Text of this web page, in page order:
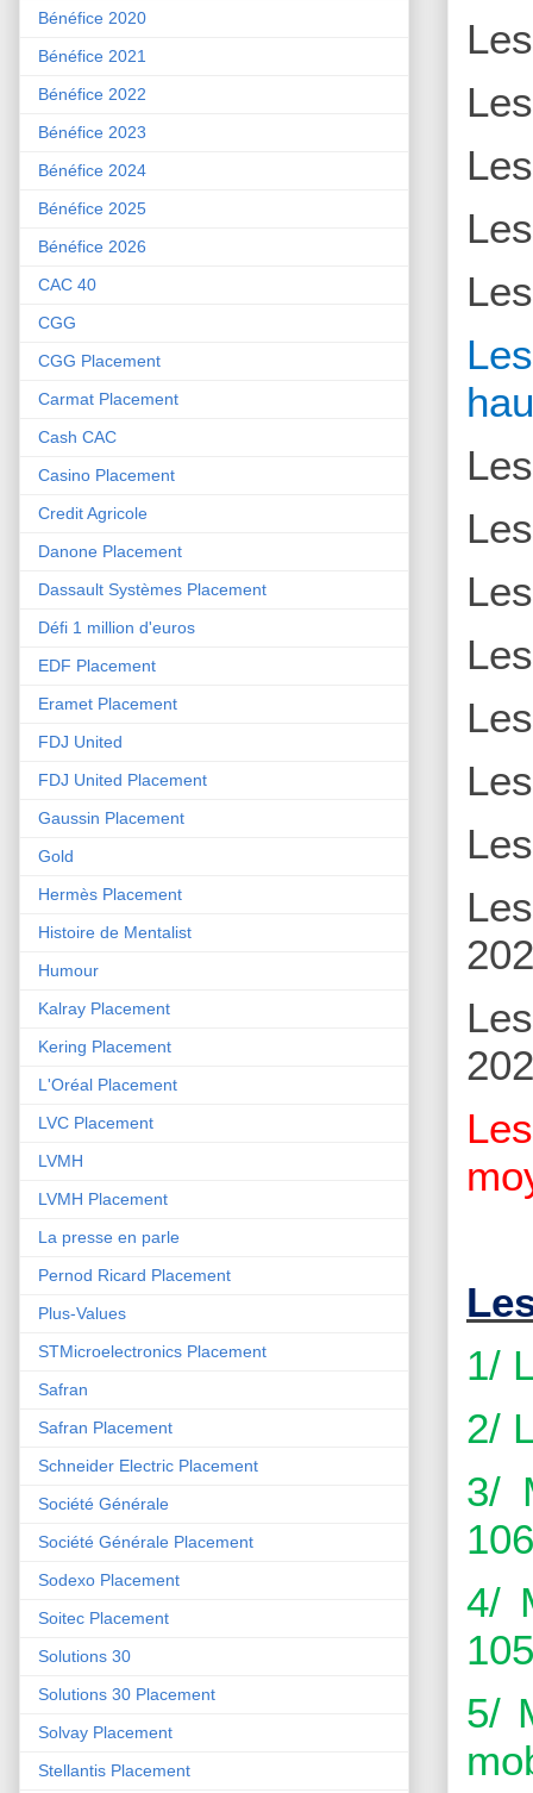
1/
2/
3/
4/
5/
Bénéfice 2020
Bénéfice 2021
Bénéfice 2022
Bénéfice 2023
Bénéfice 2024
Bénéfice 2025
Bénéfice 2026
CAC 40
CGG
CGG Placement
Carmat Placement
Cash CAC
Casino Placement
Credit Agricole
Danone Placement
Dassault Systèmes Placement
Défi 1 million d'euros
EDF Placement
Eramet Placement
FDJ United
FDJ United Placement
Gaussin Placement
Gold
Hermès Placement
Histoire de Mentalist
Humour
Kalray Placement
Kering Placement
L'Oréal Placement
LVC Placement
LVMH
LVMH Placement
La presse en parle
Pernod Ricard Placement
Plus-Values
STMicroelectronics Placement
Safran
Safran Placement
Schneider Electric Placement
Société Générale
Société Générale Placement
Sodexo Placement
Soitec Placement
Solutions 30
Solutions 30 Placement
Solvay Placement
Stellantis Placement